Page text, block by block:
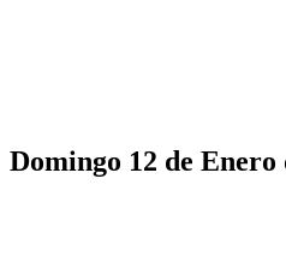
Domingo 12 de Enero